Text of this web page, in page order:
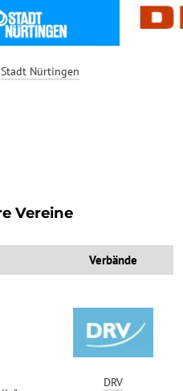
Stadt Nürtingen
Vereine
Verbände
DRV